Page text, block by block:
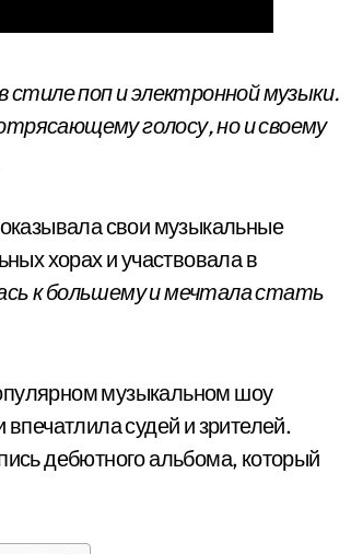
стиле поп и электронной музыки.
голосу, но и своему
свои музыкальные
хорах и участвовала в
к большему и мечтала стать
музыкальном шоу
судей и зрителей.
дебютного альбома, который